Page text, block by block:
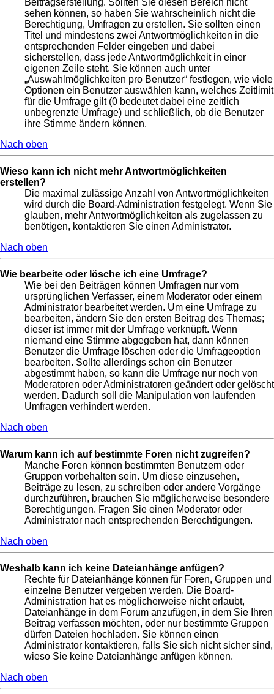
sehen können, so haben Sie wahrscheinlich nicht die
Berechtigung, Umfragen zu erstellen. Sie sollten einen
Titel und mindestens zwei Antwortmöglichkeiten in die
entsprechenden Felder eingeben und dabei
sicherstellen, dass jede Antwortmöglichkeit in einer
eigenen Zeile steht. Sie können auch unter
„Auswahlmöglichkeiten pro Benutzer“ festlegen, wie viele
Optionen ein Benutzer auswählen kann, welches Zeitlimit
für die Umfrage gilt (0 bedeutet dabei eine zeitlich
unbegrenzte Umfrage) und schließlich, ob die Benutzer
ihre Stimme ändern können.
Nach oben
Wieso kann ich nicht mehr Antwortmöglichkeiten
erstellen?
Die maximal zulässige Anzahl von Antwortmöglichkeiten
wird durch die Board-Administration festgelegt. Wenn Sie
glauben, mehr Antwortmöglichkeiten als zugelassen zu
benötigen, kontaktieren Sie einen Administrator.
Nach oben
Wie bearbeite oder lösche ich eine Umfrage?
Wie bei den Beiträgen können Umfragen nur vom
ursprünglichen Verfasser, einem Moderator oder einem
Administrator bearbeitet werden. Um eine Umfrage zu
bearbeiten, ändern Sie den ersten Beitrag des Themas;
dieser ist immer mit der Umfrage verknüpft. Wenn
niemand eine Stimme abgegeben hat, dann können
Benutzer die Umfrage löschen oder die Umfrageoption
bearbeiten. Sollte allerdings schon ein Benutzer
abgestimmt haben, so kann die Umfrage nur noch von
Moderatoren oder Administratoren geändert oder gelöscht
werden. Dadurch soll die Manipulation von laufenden
Umfragen verhindert werden.
Nach oben
Warum kann ich auf bestimmte Foren nicht zugreifen?
Manche Foren können bestimmten Benutzern oder
Gruppen vorbehalten sein. Um diese einzusehen,
Beiträge zu lesen, zu schreiben oder andere Vorgänge
durchzuführen, brauchen Sie möglicherweise besondere
Berechtigungen. Fragen Sie einen Moderator oder
Administrator nach entsprechenden Berechtigungen.
Nach oben
Weshalb kann ich keine Dateianhänge anfügen?
Rechte für Dateianhänge können für Foren, Gruppen und
einzelne Benutzer vergeben werden. Die Board-
Administration hat es möglicherweise nicht erlaubt,
Dateianhänge in dem Forum anzufügen, in dem Sie Ihren
Beitrag verfassen möchten, oder nur bestimmte Gruppen
dürfen Dateien hochladen. Sie können einen
Administrator kontaktieren, falls Sie sich nicht sicher sind,
wieso Sie keine Dateianhänge anfügen können.
Nach oben